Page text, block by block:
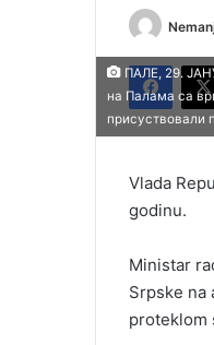
Facebook
ПАЛЕ, 29.
на Палама са
присуствовали
Vlada
godinu.
Ministar
Srpske na
proteklom